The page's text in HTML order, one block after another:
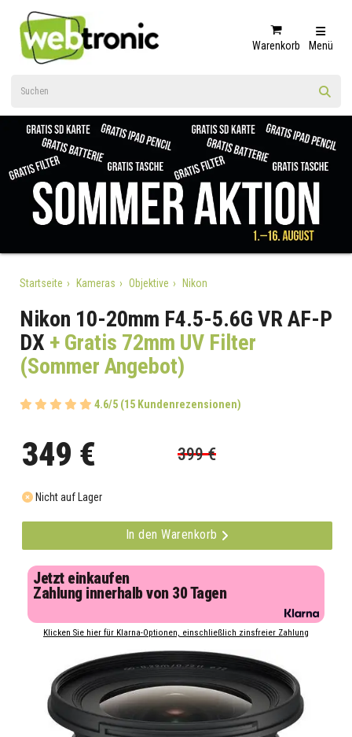
Warenkorb Menü
Startseite Kameras Objektive Nikon
Nikon 10-20mm F4.5-5.6G VR AF-P
DX + Gratis 72mm UV Filter
(Sommer Angebot)
4.6/5 (15 Kundenrezensionen)
349 € 399 €
Nicht auf Lager
In den Warenkorb
Jetzt einkaufen
Zahlung innerhalb von 30 Tagen
Klicken Sie hier für Klarna-Optionen, einschließlich zinsfreier Zahlung